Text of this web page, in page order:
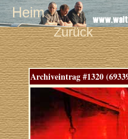
Heim
Zurück
Archiveintrag #1320